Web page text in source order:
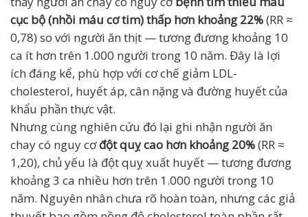
cục bộ (nhồi máu cơ tim) thấp hơn khoảng 22%(RR ≈
0,78) so với người ăn thịt — tương đương khoảng 10
ca ít hơn trên 1.000 người trong 10 năm. Đây là lợi
ích đáng kể, phù hợp với cơ chế giảm LDL-
cholesterol, huyết áp, cân nặng và đường huyết của
khẩu phần thực vật.
Nhưng cùng nghiên cứu đó lại ghi nhận người ăn
chay có nguy cơđột quỵ cao hơn khoảng 20%(RR ≈
1,20), chủ yếu là đột quỵ xuất huyết — tương đương
khoảng 3 ca nhiều hơn trên 1.000 người trong 10
năm. Nguyên nhân chưa rõ hoàn toàn, nhưng các giả